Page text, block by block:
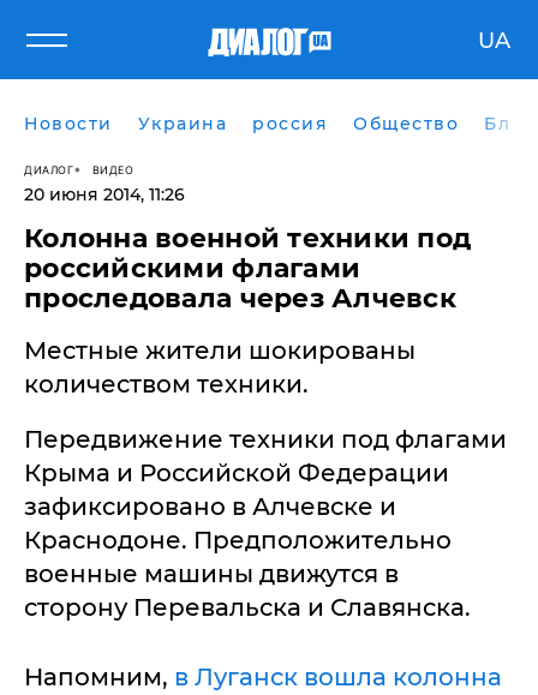
UA
Новости Украина россия Общество
ДИАЛОГ ВИДЕО
20 июня 2014, 11:26
Колонна военной техники под
российскими флагами
проследовала через Алчевск
Местные жители шокированы
количеством техники.
Передвижение техники под флагами
Крыма и Российской Федерации
зафиксировано в Алчевске и
Краснодоне. Предположительно
военные машины движутся в
сторону Перевальска и Славянска.
Напомним, в Луганск вошла колонна